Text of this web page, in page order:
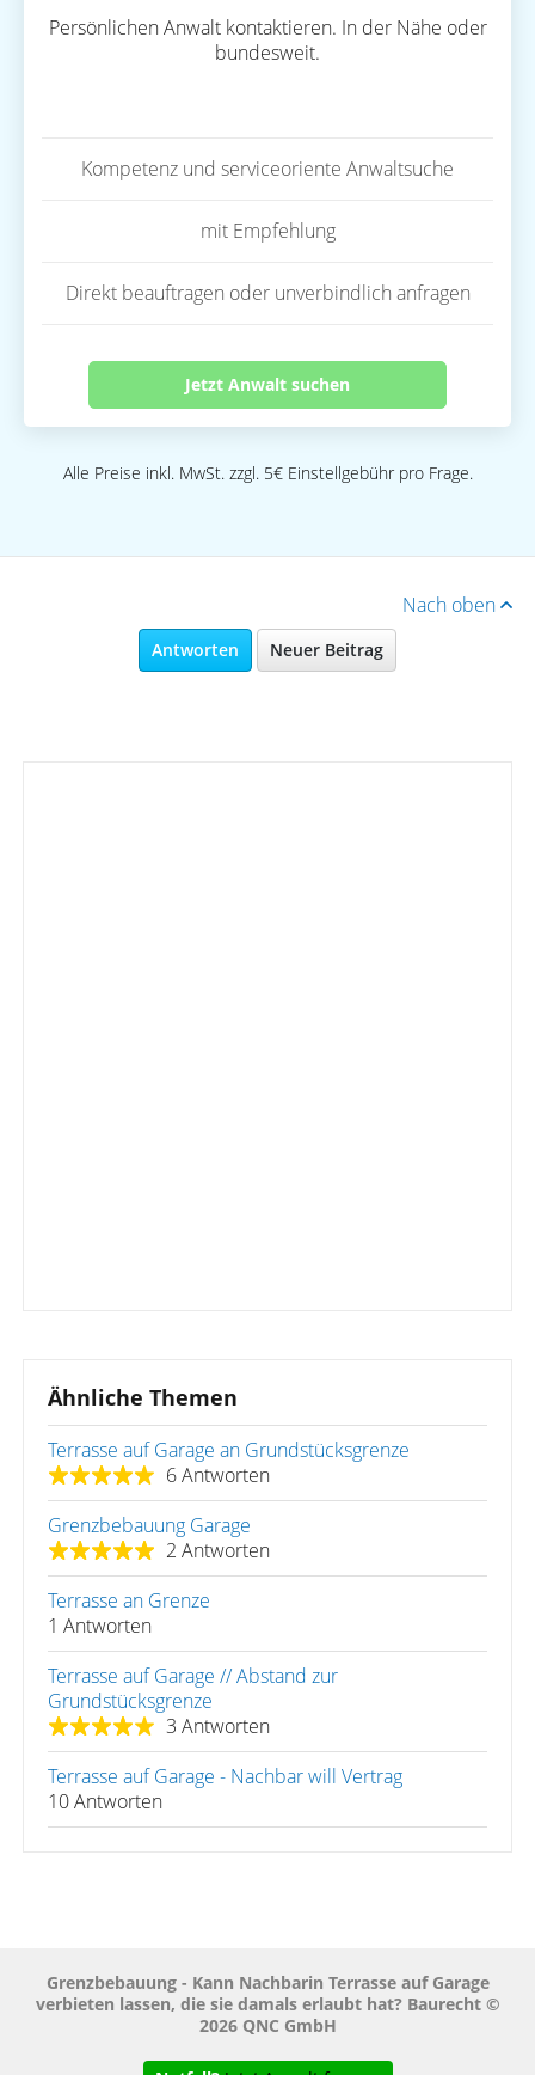
Persönlichen Anwalt kontaktieren. In der Nähe oder
bundesweit.
Kompetenz und serviceoriente Anwaltsuche
mit Empfehlung
Direkt beauftragen oder unverbindlich anfragen
Jetzt Anwalt suchen
Alle Preise inkl. MwSt. zzgl. 5€ Einstellgebühr pro Frage.
Nach oben
Antworten Neuer Beitrag
Ähnliche Themen
Terrasse auf Garage an Grundstücksgrenze
6 Antworten
Grenzbebauung Garage
2 Antworten
Terrasse an Grenze
1 Antworten
Terrasse auf Garage // Abstand zur
Grundstücksgrenze
3 Antworten
Terrasse auf Garage - Nachbar will Vertrag
10 Antworten
Grenzbebauung - Kann Nachbarin Terrasse auf Garage
verbieten lassen, die sie damals erlaubt hat? Baurecht ©
2026 QNC GmbH